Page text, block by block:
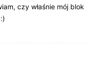
czy właśnie mój blok